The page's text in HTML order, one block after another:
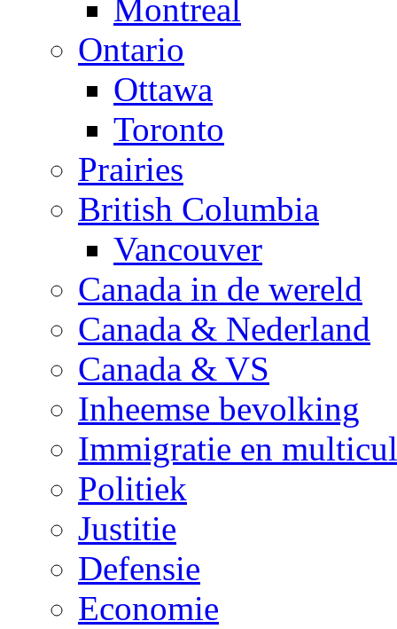
Montreal
Ontario
Ottawa
Toronto
Prairies
British Columbia
Vancouver
Canada in de wereld
Canada & Nederland
Canada & VS
Inheemse bevolking
Immigratie en
Politiek
Justitie
Defensie
Economie